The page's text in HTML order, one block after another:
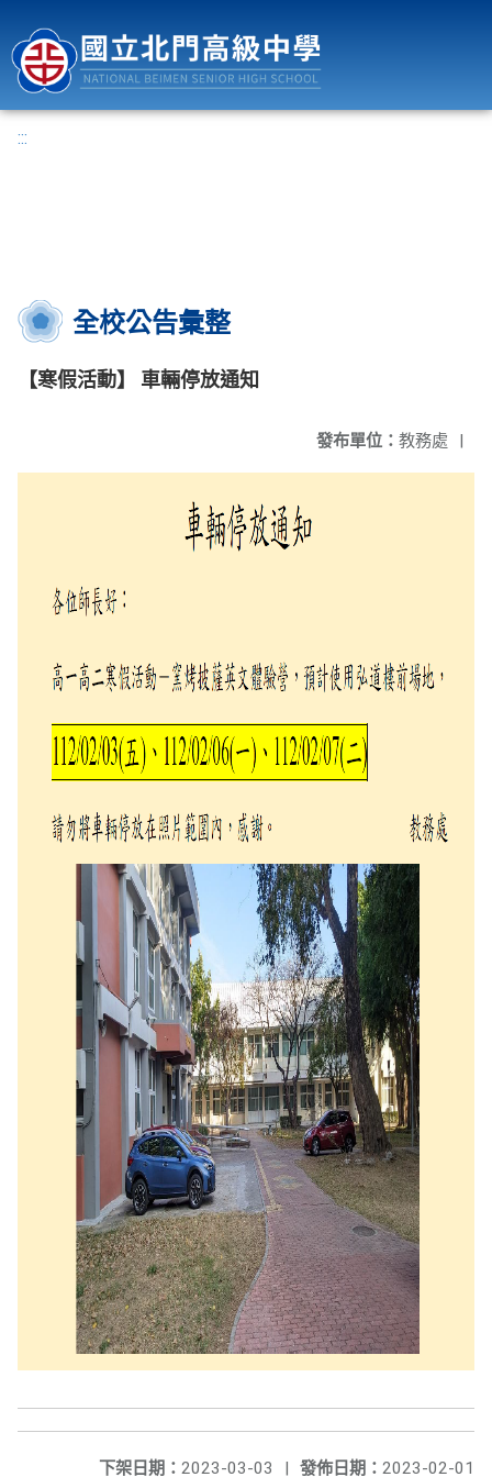
:::
全校公告彙整
【寒假活動】 車輛停放通知
發布單位： 教務處 |
發佈日期： 2023-02-01
下架日期： 2023-03-03 |